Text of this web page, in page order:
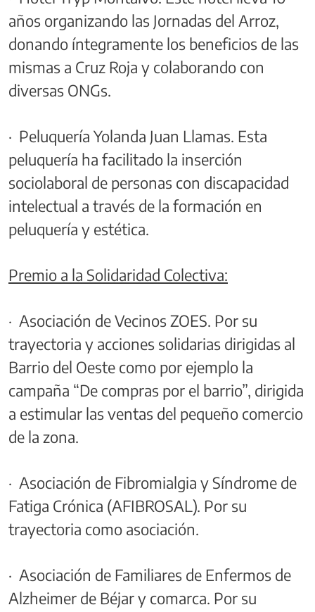
años organizando las Jornadas del Arroz,
donando íntegramente los beneficios de las
mismas a Cruz Roja y colaborando con
diversas ONGs.
· Peluquería Yolanda Juan Llamas. Esta
peluquería ha facilitado la inserción
sociolaboral de personas con discapacidad
intelectual a través de la formación en
peluquería y estética.
Premio a la Solidaridad Colectiva:
· Asociación de Vecinos ZOES. Por su
trayectoria y acciones solidarias dirigidas al
Barrio del Oeste como por ejemplo la
campaña “De compras por el barrio”, dirigida
a estimular las ventas del pequeño comercio
de la zona.
· Asociación de Fibromialgia y Síndrome de
Fatiga Crónica (AFIBROSAL). Por su
trayectoria como asociación.
· Asociación de Familiares de Enfermos de
Alzheimer de Béjar y comarca. Por su